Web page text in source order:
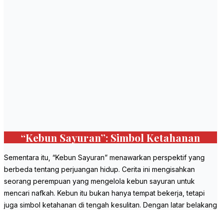
“Kebun Sayuran”: Simbol Ketahanan
Sementara itu, “Kebun Sayuran” menawarkan perspektif yang
berbeda tentang perjuangan hidup. Cerita ini mengisahkan
seorang perempuan yang mengelola kebun sayuran untuk
mencari nafkah. Kebun itu bukan hanya tempat bekerja, tetapi
juga simbol ketahanan di tengah kesulitan. Dengan latar belakang